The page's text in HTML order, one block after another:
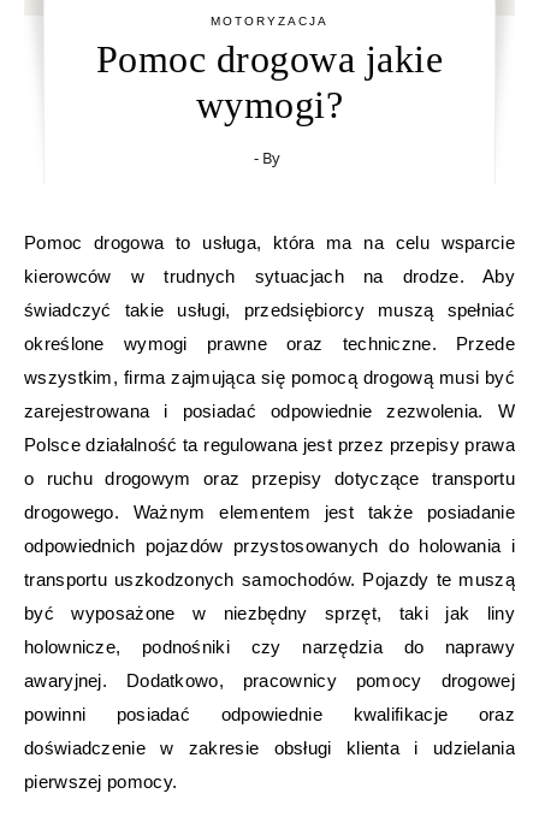
MOTORYZACJA
Pomoc drogowa jakie
wymogi?
- By
Pomoc drogowa to usługa, która ma na celu wsparcie
kierowców w trudnych sytuacjach na drodze. Aby
świadczyć takie usługi, przedsiębiorcy muszą spełniać
określone wymogi prawne oraz techniczne. Przede
wszystkim, firma zajmująca się pomocą drogową musi być
zarejestrowana i posiadać odpowiednie zezwolenia. W
Polsce działalność ta regulowana jest przez przepisy prawa
o ruchu drogowym oraz przepisy dotyczące transportu
drogowego. Ważnym elementem jest także posiadanie
odpowiednich pojazdów przystosowanych do holowania i
transportu uszkodzonych samochodów. Pojazdy te muszą
być wyposażone w niezbędny sprzęt, taki jak liny
holownicze, podnośniki czy narzędzia do naprawy
awaryjnej. Dodatkowo, pracownicy pomocy drogowej
powinni posiadać odpowiednie kwalifikacje oraz
doświadczenie w zakresie obsługi klienta i udzielania
pierwszej pomocy.